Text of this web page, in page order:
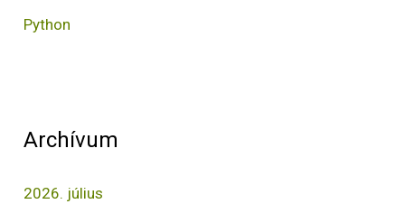
Python
Archívum
2026. július